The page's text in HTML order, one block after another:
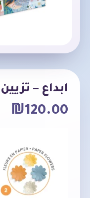
ابداع –
₪120.00